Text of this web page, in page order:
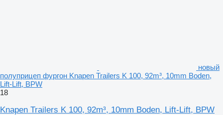
новый
полуприцеп фургон Knapen Trailers K 100, 92m³, 10mm Boden,
Lift-Lift, BPW
18
Knapen Trailers K 100, 92m³, 10mm Boden, Lift-Lift, BPW